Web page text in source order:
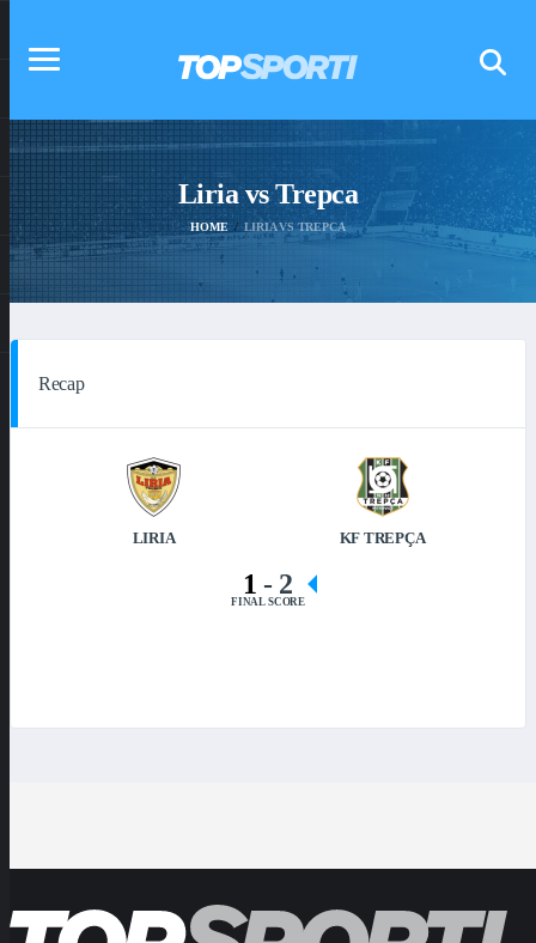
Liria vs Trepca
HOME LIRIA VS TREPCA
Recap
LIRIA KF TREPÇA
1- 2
FINAL SCORE